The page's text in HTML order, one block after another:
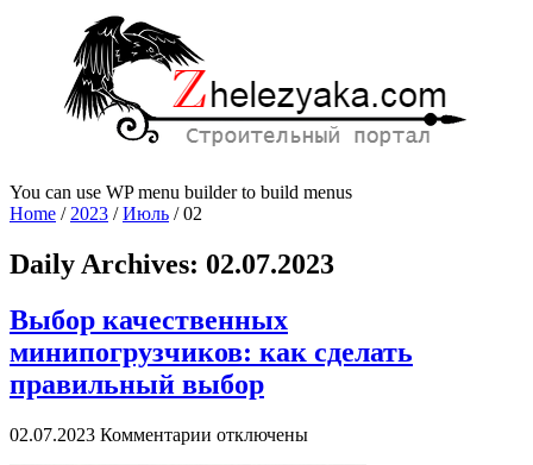
You can use WP menu builder to build menus
Home /2023 /Июль /02
Daily Archives: 02.07.2023
Выбор качественных
минипогрузчиков: как сделать
правильный выбор
02.07.2023 Комментарии котключены